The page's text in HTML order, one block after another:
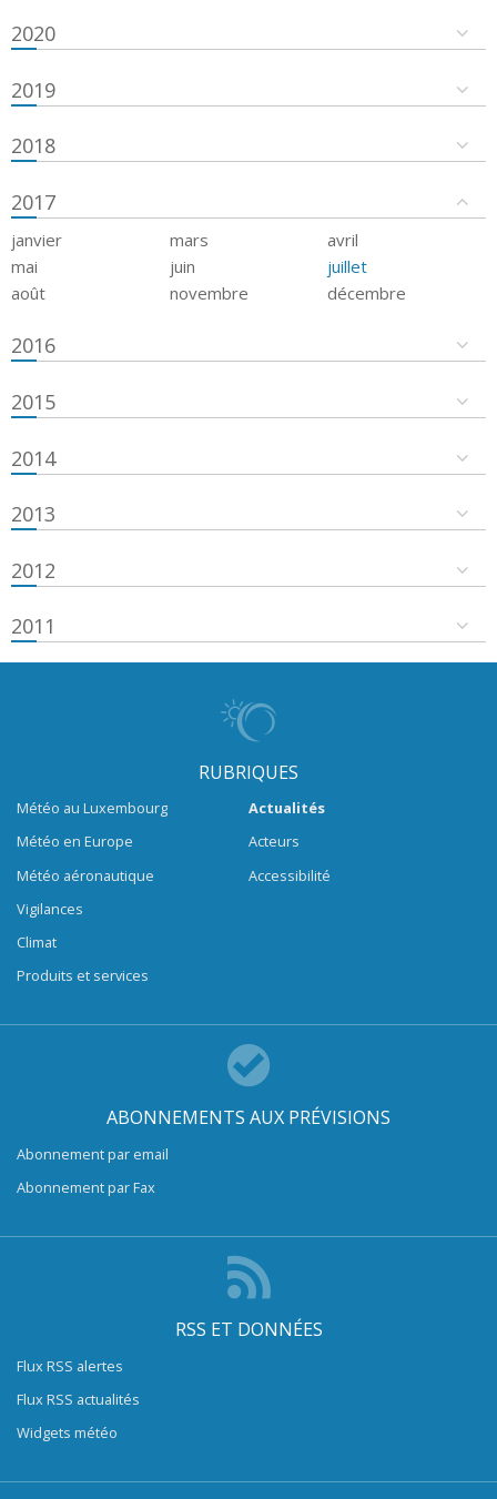
2020
2019
2018
2017
janvier mars
avril
mai
juin
juillet
août
novembre décembre
2016
2015
2014
2013
2012
2011
RUBRIQUES
Météo au Luxembourg
Météo en Europe
Météo aéronautique
Vigilances
Climat
Produits et services
Actualités
Acteurs
Accessibilité
ABONNEMENTS AUX PRÉVISIONS
Abonnement par email
Abonnement par Fax
RSS ET DONNÉES
Flux RSS alertes
Flux RSS actualités
Widgets météo